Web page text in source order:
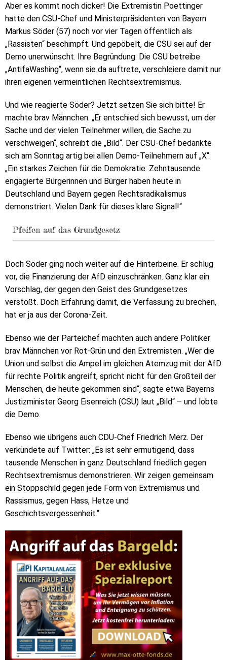
Aber es kommt noch dicker! Die Extremistin Poettinger
hatte den CSU-Chef und Ministerpräsidenten von Bayern
Markus Söder (57) noch vor vier Tagen öffentlich als
„Rassisten“ beschimpft. Und gepöbelt, die CSU sei auf der
Demo unerwünscht. Ihre Begründung: Die CSU betreibe
„AntifaWashing“, wenn sie da auftrete, verschleiere damit nur
ihren eigenen vermeintlichen Rechtsextremismus.
Und wie reagierte Söder? Jetzt setzen Sie sich bitte! Er
machte brav Männchen. „Er entschied sich bewusst, um der
Sache und der vielen Teilnehmer willen, die Sache zu
verschweigen“, schreibt die „Bild“. Der CSU-Chef bedankte
sich am Sonntag artig bei allen Demo-Teilnehmern auf „X“:
„Ein starkes Zeichen für die Demokratie: Zehntausende
engagierte Bürgerinnen und Bürger haben heute in
Deutschland und Bayern gegen Rechtsradikalismus
demonstriert. Vielen Dank für dieses klare Signal!“
Pfeifen auf das Grundgesetz
Doch Söder ging noch weiter auf die Hinterbeine. Er schlug
vor, die Finanzierung der AfD einzuschränken. Ganz klar ein
Vorschlag, der gegen den Geist des Grundgesetzes
verstößt. Doch Erfahrung damit, die Verfassung zu brechen,
hat er ja aus der Corona-Zeit.
Ebenso wie der Parteichef machten auch andere Politiker
brav Männchen vor Rot-Grün und den Extremisten. „Wer die
Union und selbst die Ampel im gleichen Atemzug mit der AfD
für rechte Politik angreift, spricht nicht für den Großteil der
Menschen, die heute gekommen sind“, sagte etwa Bayerns
Justizminister Georg Eisenreich (CSU) laut „Bild“ – und lobte
die Demo.
Ebenso wie übrigens auch CDU-Chef Friedrich Merz. Der
verkündete auf Twitter: „Es ist sehr ermutigend, dass
tausende Menschen in ganz Deutschland friedlich gegen
Rechtsextremismus demonstrieren. Wir zeigen gemeinsam
ein Stoppschild gegen jede Form von Extremismus und
Rassismus, gegen Hass, Hetze und
Geschichtsvergessenheit.“